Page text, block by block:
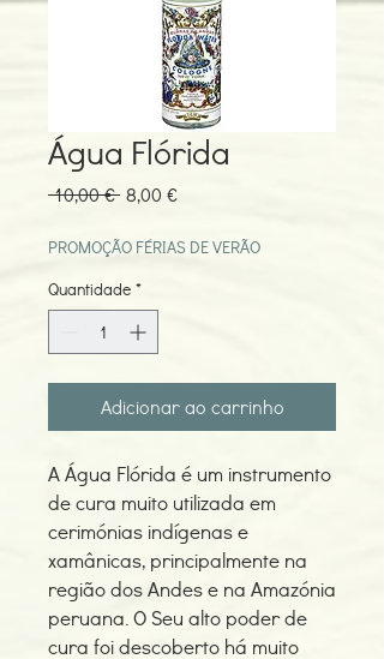
Água Flórida
10,00 € Preço
8,00 €Preço
PROMOÇÃO FÉRIAS DE VERÃO
Quantidade *
Adicionar ao carrinho
A Água Flórida é um instrumento
de cura muito utilizada em
cerimónias indígenas e
xamânicas, principalmente na
região dos Andes e na Amazónia
peruana. O Seu alto poder de
cura foi descoberto há muito